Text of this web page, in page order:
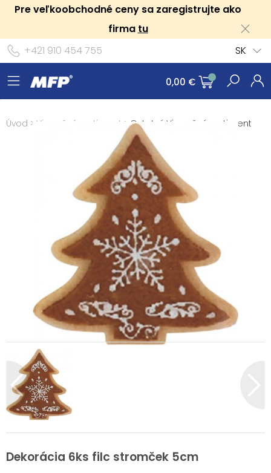
Pre veľkoobchodné ceny sa zaregistrujte ako
firma tu
+421 910 454 755
SK
0,00 €
Úvod > Vianočný sortiment >Ostatný Vianočný sortiment
Dekorácia 6ks filc stromček 5cm